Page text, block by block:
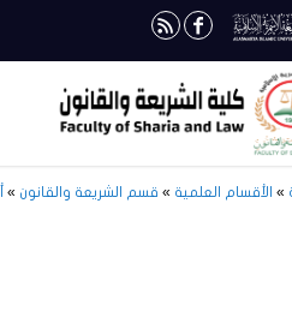
» الأقسام العلمية » قسم الشريعة والقانون »